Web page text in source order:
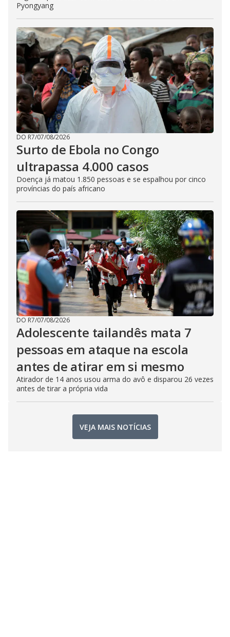
Pyongyang
DO R7/07/08/2026
Surto de Ebola no Congo
ultrapassa 4.000 casos
Doença já matou 1.850 pessoas e se espalhou por cinco
províncias do país africano
DO R7/07/08/2026
Adolescente tailandês mata 7
pessoas em ataque na escola
antes de atirar em si mesmo
Atirador de 14 anos usou arma do avô e disparou 26 vezes
antes de tirar a própria vida
VEJA MAIS NOTÍCIAS